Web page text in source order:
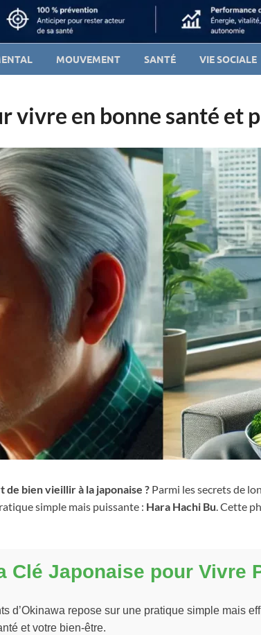
MOUVEMENT SANTÉ VIE SOCIALE
vivre en bonne santé et
de bien vieillir à la japonaise ? Parmi les secrets de
simple mais puissante : Hara Hachi Bu. Cette
Clé Japonaise pour Vivre
d’Okinawa repose sur une pratique simple mais
et votre bien-être.